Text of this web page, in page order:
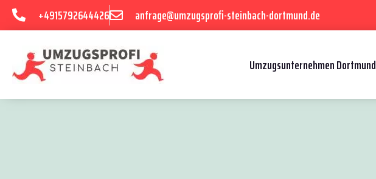
+4915792644426 anfrage@umzugsprofi-steinbach-dortmund.de
Umzugsunternehmen Dortmund